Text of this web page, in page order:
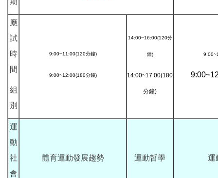
應
試
時
間
組
別
9:00~11:00(120分鐘)
9:00~12:00(180分鐘)
14:00~16:00(120分
鐘)
14:00~17:00(180
分鐘)
運
動
社
會
體育運動發展趨勢 運動哲學 運